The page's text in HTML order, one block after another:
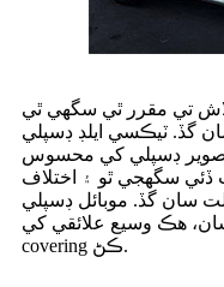
تي مقرر ٿي سگهي ٿي
گڏ. ٽيڪسي ايلڊ ڊسپلي
تصوير ڊسپلي کي محسوس
سگهجي ٿو ۽ اختلاف
سان گڏ. موبائل ڊسپلي
هڪ وسيع علائقي کي
covering ڪڻ.